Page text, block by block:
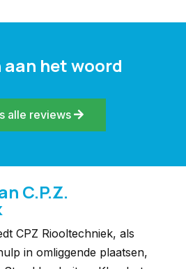
aan het woord
alle reviews
C.P.Z.
CPZ Riooltechniek, als
in omliggende plaatsen,